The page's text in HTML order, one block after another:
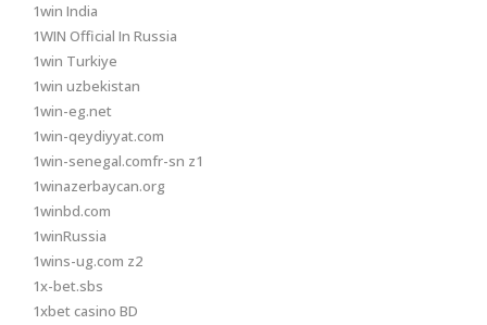
1win India
1WIN Official In Russia
1win Turkiye
1win uzbekistan
1win-eg.net
1win-qeydiyyat.com
1win-senegal.comfr-sn z1
1winazerbaycan.org
1winbd.com
1winRussia
1wins-ug.com z2
1x-bet.sbs
1xbet casino BD